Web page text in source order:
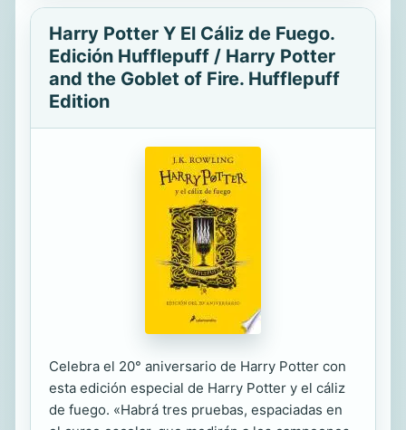
Harry Potter Y El Cáliz de Fuego.
Edición Hufflepuff / Harry Potter
and the Goblet of Fire. Hufflepuff
Edition
Celebra el 20° aniversario de Harry Potter con
esta edición especial de Harry Potter y el cáliz
de fuego. «Habrá tres pruebas, espaciadas en